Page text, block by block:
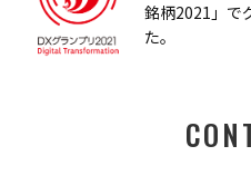
銘柄2021」で
た。